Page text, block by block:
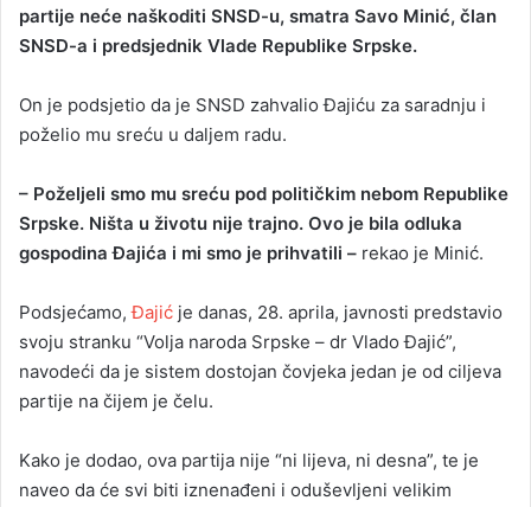
partije neće naškoditi SNSD-u, smatra Savo Minić, član
SNSD-a i predsjednik Vlade Republike Srpske.
On je podsjetio da je SNSD zahvalio Đajiću za saradnju i
poželio mu sreću u daljem radu.
– Poželjeli smo mu sreću pod političkim nebom Republike
Srpske. Ništa u životu nije trajno. Ovo je bila odluka
gospodina Đajića i mi smo je prihvatili – rekao je Minić.
Podsjećamo,Đajić je danas, 28. aprila, javnosti predstavio
svoju stranku “Volja naroda Srpske – dr Vlado Đajić”,
navodeći da je sistem dostojan čovjeka jedan je od ciljeva
partije na čijem je čelu.
Kako je dodao, ova partija nije “ni lijeva, ni desna”, te je
naveo da će svi biti iznenađeni i oduševljeni velikim